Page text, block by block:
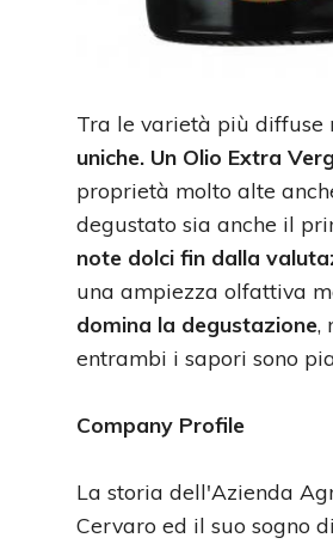
Tra le varietà più diffuse
uniche. Un Olio Extra
proprietà molto alte
degustato sia anche il
note dolci fin dalla
una ampiezza olfattiva
domina la degustazione,
entrambi i sapori sono
Company Profile
La storia dell'Azienda
Cervaro ed il suo sogno